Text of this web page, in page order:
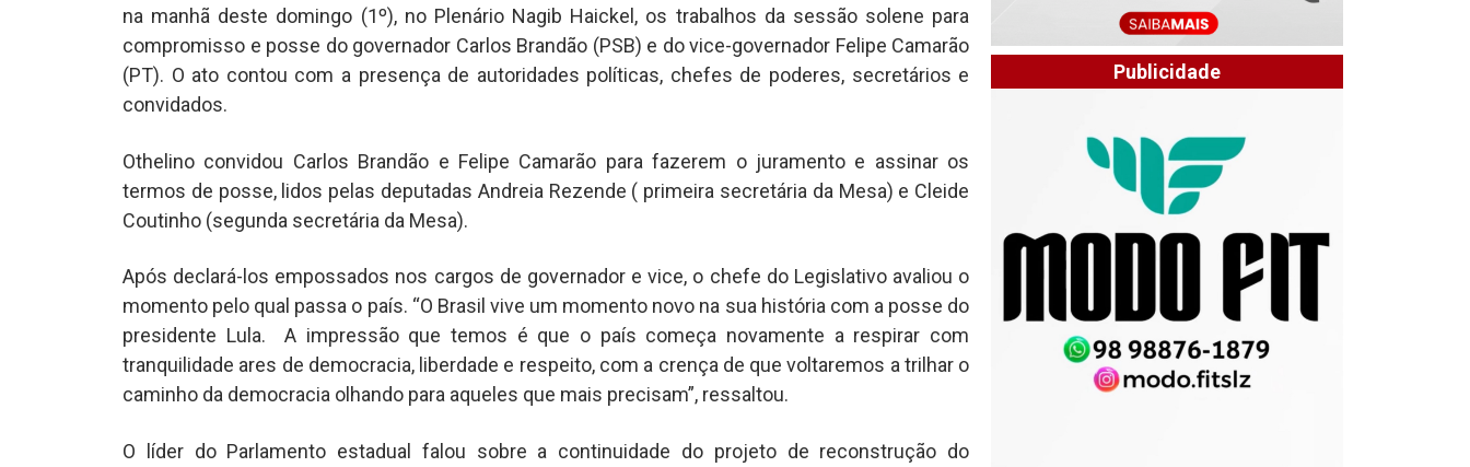
na manhã deste domingo (1º), no Plenário Nagib Haickel, os trabalhos da sessão solene para
compromisso e posse do governador Carlos Brandão (PSB) e do vice-governador Felipe Camarão
(PT). O ato contou com a presença de autoridades políticas, chefes de poderes, secretários e
convidados.
Othelino convidou Carlos Brandão e Felipe Camarão para fazerem o juramento e assinar os
termos de posse, lidos pelas deputadas Andreia Rezende ( primeira secretária da Mesa) e Cleide
Coutinho (segunda secretária da Mesa).
Após declará-los empossados nos cargos de governador e vice, o chefe do Legislativo avaliou o
momento pelo qual passa o país. “O Brasil vive um momento novo na sua história com a posse do
presidente Lula. A impressão que temos é que o país começa novamente a respirar com
tranquilidade ares de democracia, liberdade e respeito, com a crença de que voltaremos a trilhar o
caminho da democracia olhando para aqueles que mais precisam”, ressaltou.
O líder do Parlamento estadual falou sobre a continuidade do projeto de reconstrução do
Publicidade